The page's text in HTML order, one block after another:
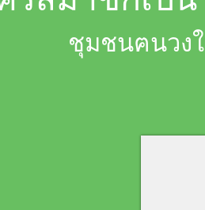
ชุมชนฅนวงใ